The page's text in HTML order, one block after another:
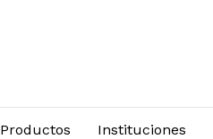
Productos Instituciones